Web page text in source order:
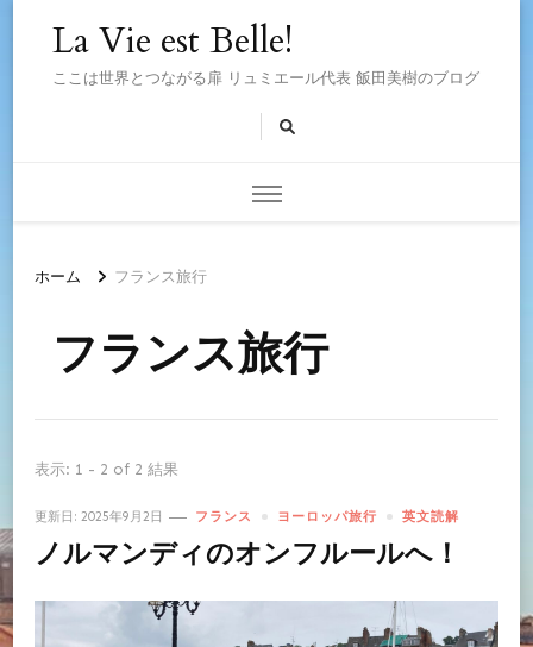
La Vie est Belle!
ここは世界とつながる扉 リュミエール代表 飯田美樹のブログ
ホーム フランス旅行
フランス旅行
表示: 1 - 2 of 2 結果
更新日: 2025年9月2日 フランス ヨーロッパ旅行 英文読解
ノルマンディのオンフルールへ！